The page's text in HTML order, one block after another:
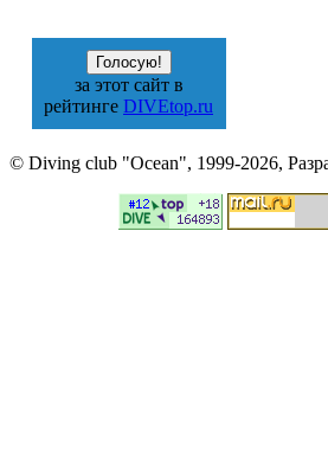
за этот сайт в
рейтинге DIVEtop.ru
© Diving club "Ocean", 1999-2026,